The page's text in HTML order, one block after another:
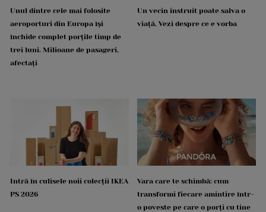
Unul dintre cele mai folosite
aeroporturi din Europa își
închide complet porțile timp de
trei luni. Milioane de pasageri,
afectați
Un vecin instruit poate salva o
viață. Vezi despre ce e vorba
Intră în culisele noii colecții IKEA
PS 2026
Vara care te schimbă: cum
transformi fiecare amintire într-
o poveste pe care o porți cu tine